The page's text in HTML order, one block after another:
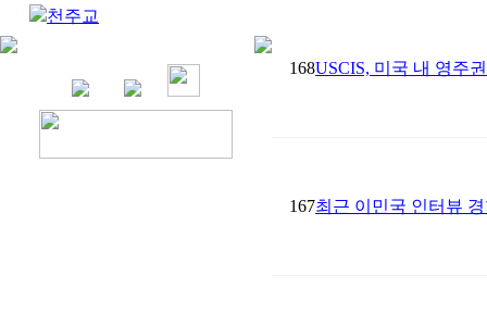
천주교
168USCIS, 미국 내 영주
167최근 이민국 인터뷰